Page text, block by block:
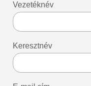
Vezetéknév
Keresztnév